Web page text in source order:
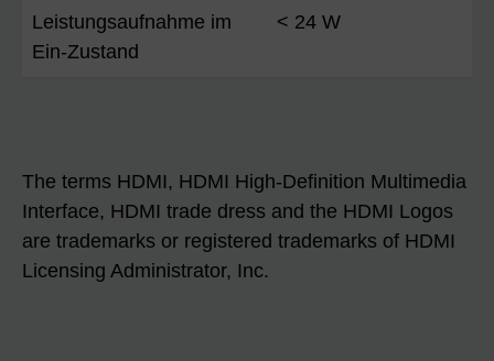
Leistungsaufnahme im
Ein-Zustand
< 24 W
The terms HDMI, HDMI High-Definition Multimedia
Interface, HDMI trade dress and the HDMI Logos
are trademarks or registered trademarks of HDMI
Licensing Administrator, Inc.